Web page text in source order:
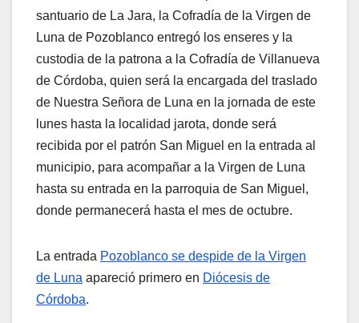
santuario de La Jara, la Cofradía de la Virgen de
Luna de Pozoblanco entregó los enseres y la
custodia de la patrona a la Cofradía de Villanueva
de Córdoba, quien será la encargada del traslado
de Nuestra Señora de Luna en la jornada de este
lunes hasta la localidad jarota, donde será
recibida por el patrón San Miguel en la entrada al
municipio, para acompañar a la Virgen de Luna
hasta su entrada en la parroquia de San Miguel,
donde permanecerá hasta el mes de octubre.
La entrada Pozoblanco se despide de la Virgen
de Luna apareció primero en Diócesis de
Córdoba.